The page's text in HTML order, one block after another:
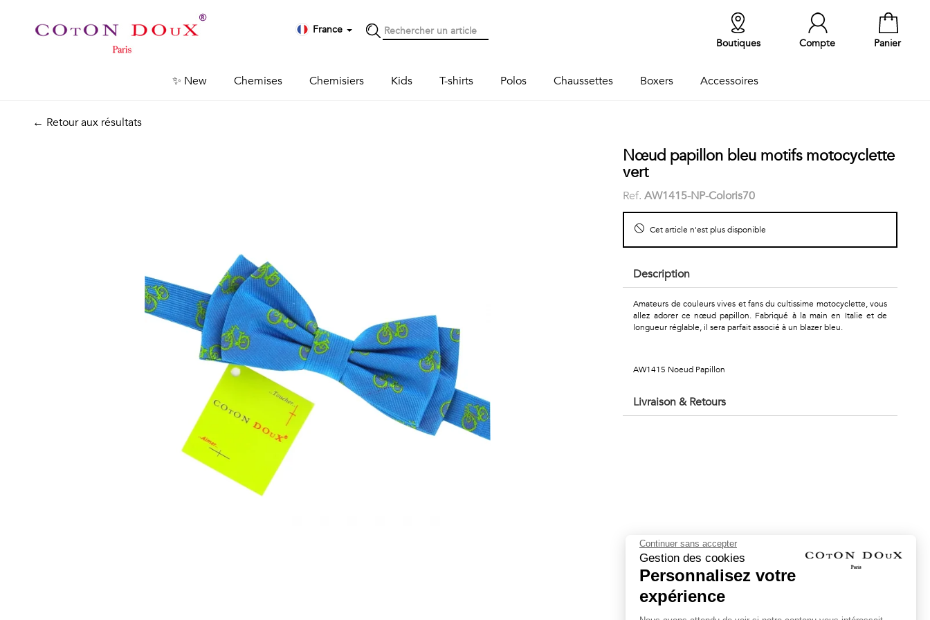
France
Panier
Compte
Boutiques
✨ New Chemises Chemisiers Kids T-shirts Polos Chaussettes Boxers Accessoires
← Retour aux résultats
Nœud papillon bleu motifs motocyclette
vert
Ref.AW1415-NP-Coloris70
Cet article n'est plus disponible
Description
Amateurs de couleurs vives et fans du cultissime motocyclette, vous
allez adorer ce nœud papillon. Fabriqué à la main en Italie et de
longueur réglable, il sera parfait associé à un blazer bleu.
AW1415 Noeud Papillon
Livraison & Retours
Continuer sans accepter
Gestion des cookies
Personnalisez votre
expérience